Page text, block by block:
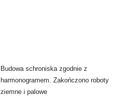
Budowa schroniska zgodnie z
harmonogramem. Zakończono roboty
ziemne i palowe